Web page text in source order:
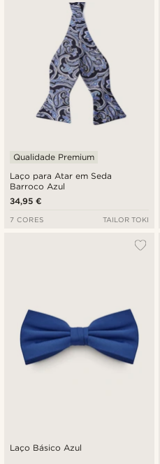
Laço para Atar em Seda
Barroco Azul
Qualidade Premium
34,95 €
7 CORES TAILOR TOKI
Laço Básico Azul